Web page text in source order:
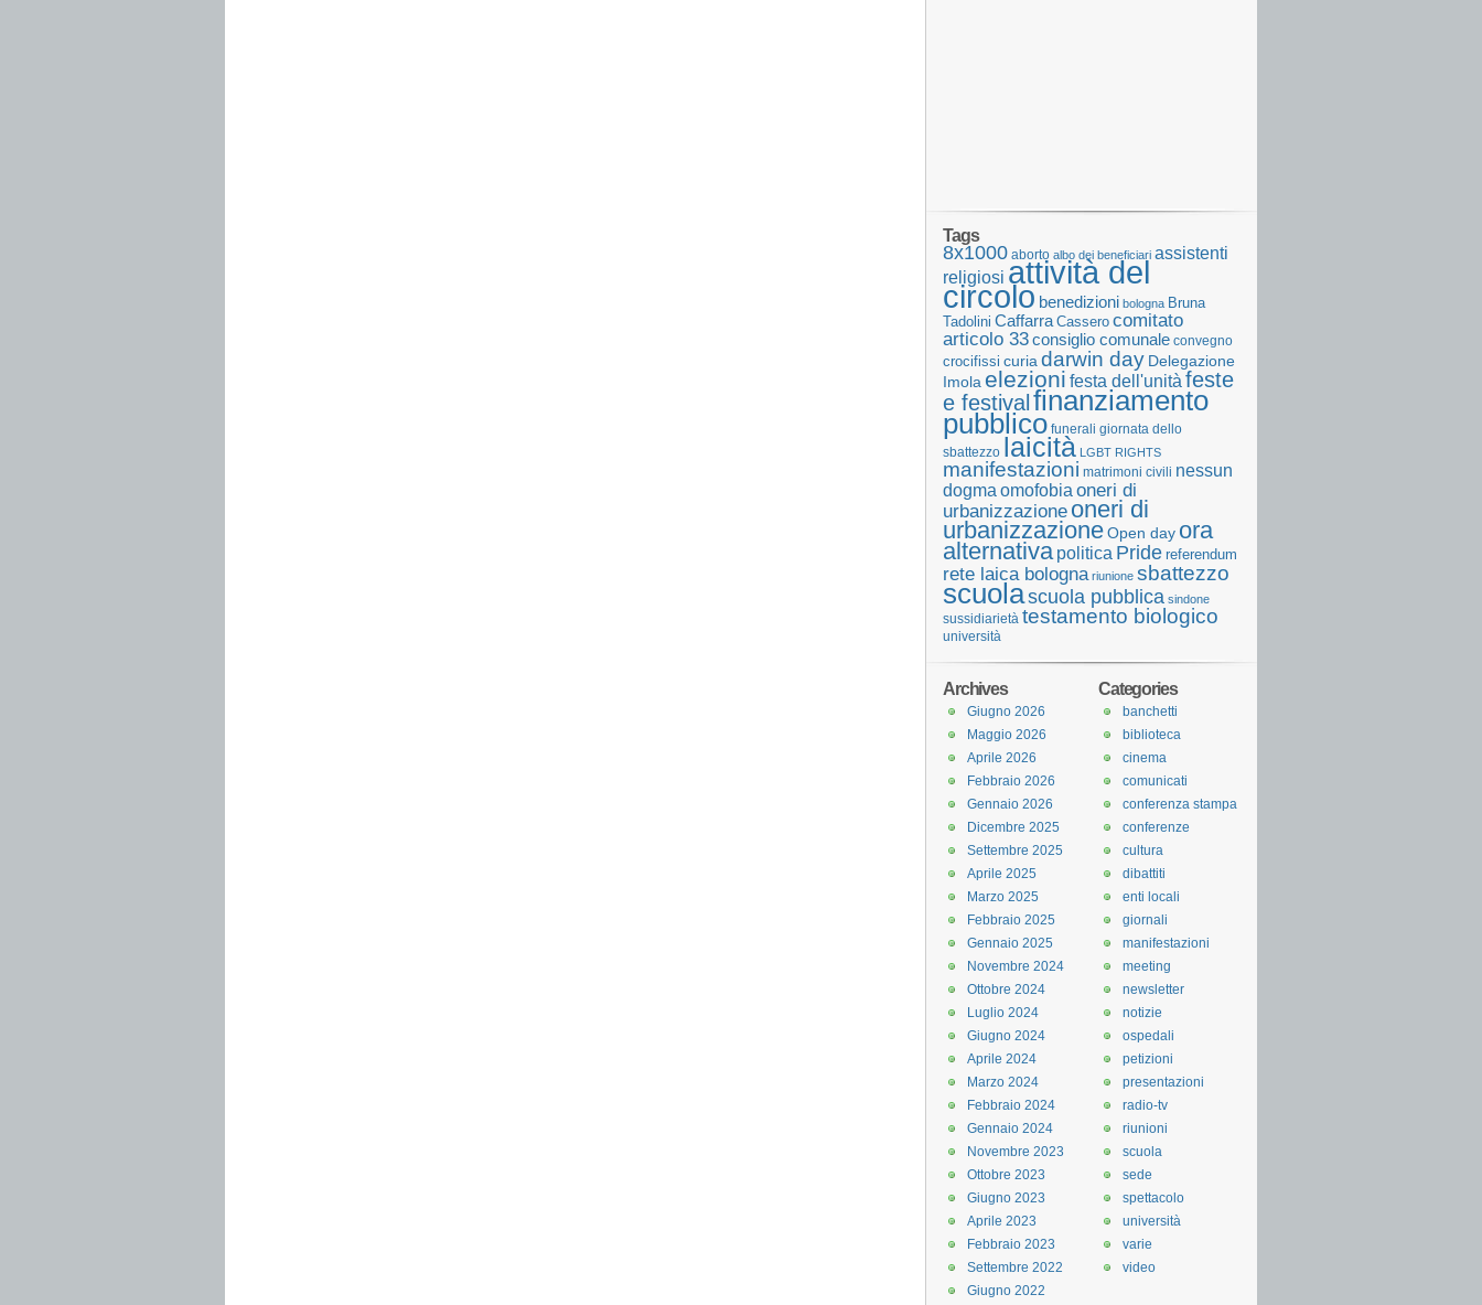
Tags
8x1000 aborto albo dei beneficiari assistenti
religiosi attività del
circolo benedizioni bologna Bruna
Tadolini Caffarra Cassero comitato
articolo 33consiglio comunale convegno
crocifissi curia darwin day Delegazione
Imola elezioni festa dell'unità feste
e festival finanziamento
pubblico funerali giornata dello
sbattezzo laicità LGBT RIGHTS
manifestazioni matrimoni civili nessun
dogma omofobia oneri di
urbanizzazione oneri di
urbanizzazioneOpen day ora
alternativa politica Pride referendum
rete laica bologna riunione sbattezzo
scuolascuola pubblica sindone
sussidiarietà testamento biologico
università
Categories
banchetti
biblioteca
cinema
comunicati
conferenza stampa
conferenze
cultura
dibattiti
enti locali
giornali
manifestazioni
meeting
newsletter
notizie
ospedali
petizioni
presentazioni
radio-tv
riunioni
scuola
sede
spettacolo
università
varie
video
Archives
Giugno 2026
Maggio 2026
Aprile 2026
Febbraio 2026
Gennaio 2026
Dicembre 2025
Settembre 2025
Aprile 2025
Marzo 2025
Febbraio 2025
Gennaio 2025
Novembre 2024
Ottobre 2024
Luglio 2024
Giugno 2024
Aprile 2024
Marzo 2024
Febbraio 2024
Gennaio 2024
Novembre 2023
Ottobre 2023
Giugno 2023
Aprile 2023
Febbraio 2023
Settembre 2022
Giugno 2022